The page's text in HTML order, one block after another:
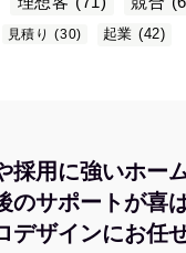
見積り (30) 起業 (42)
採用に強いホー
のサポートが喜
デザインにお任